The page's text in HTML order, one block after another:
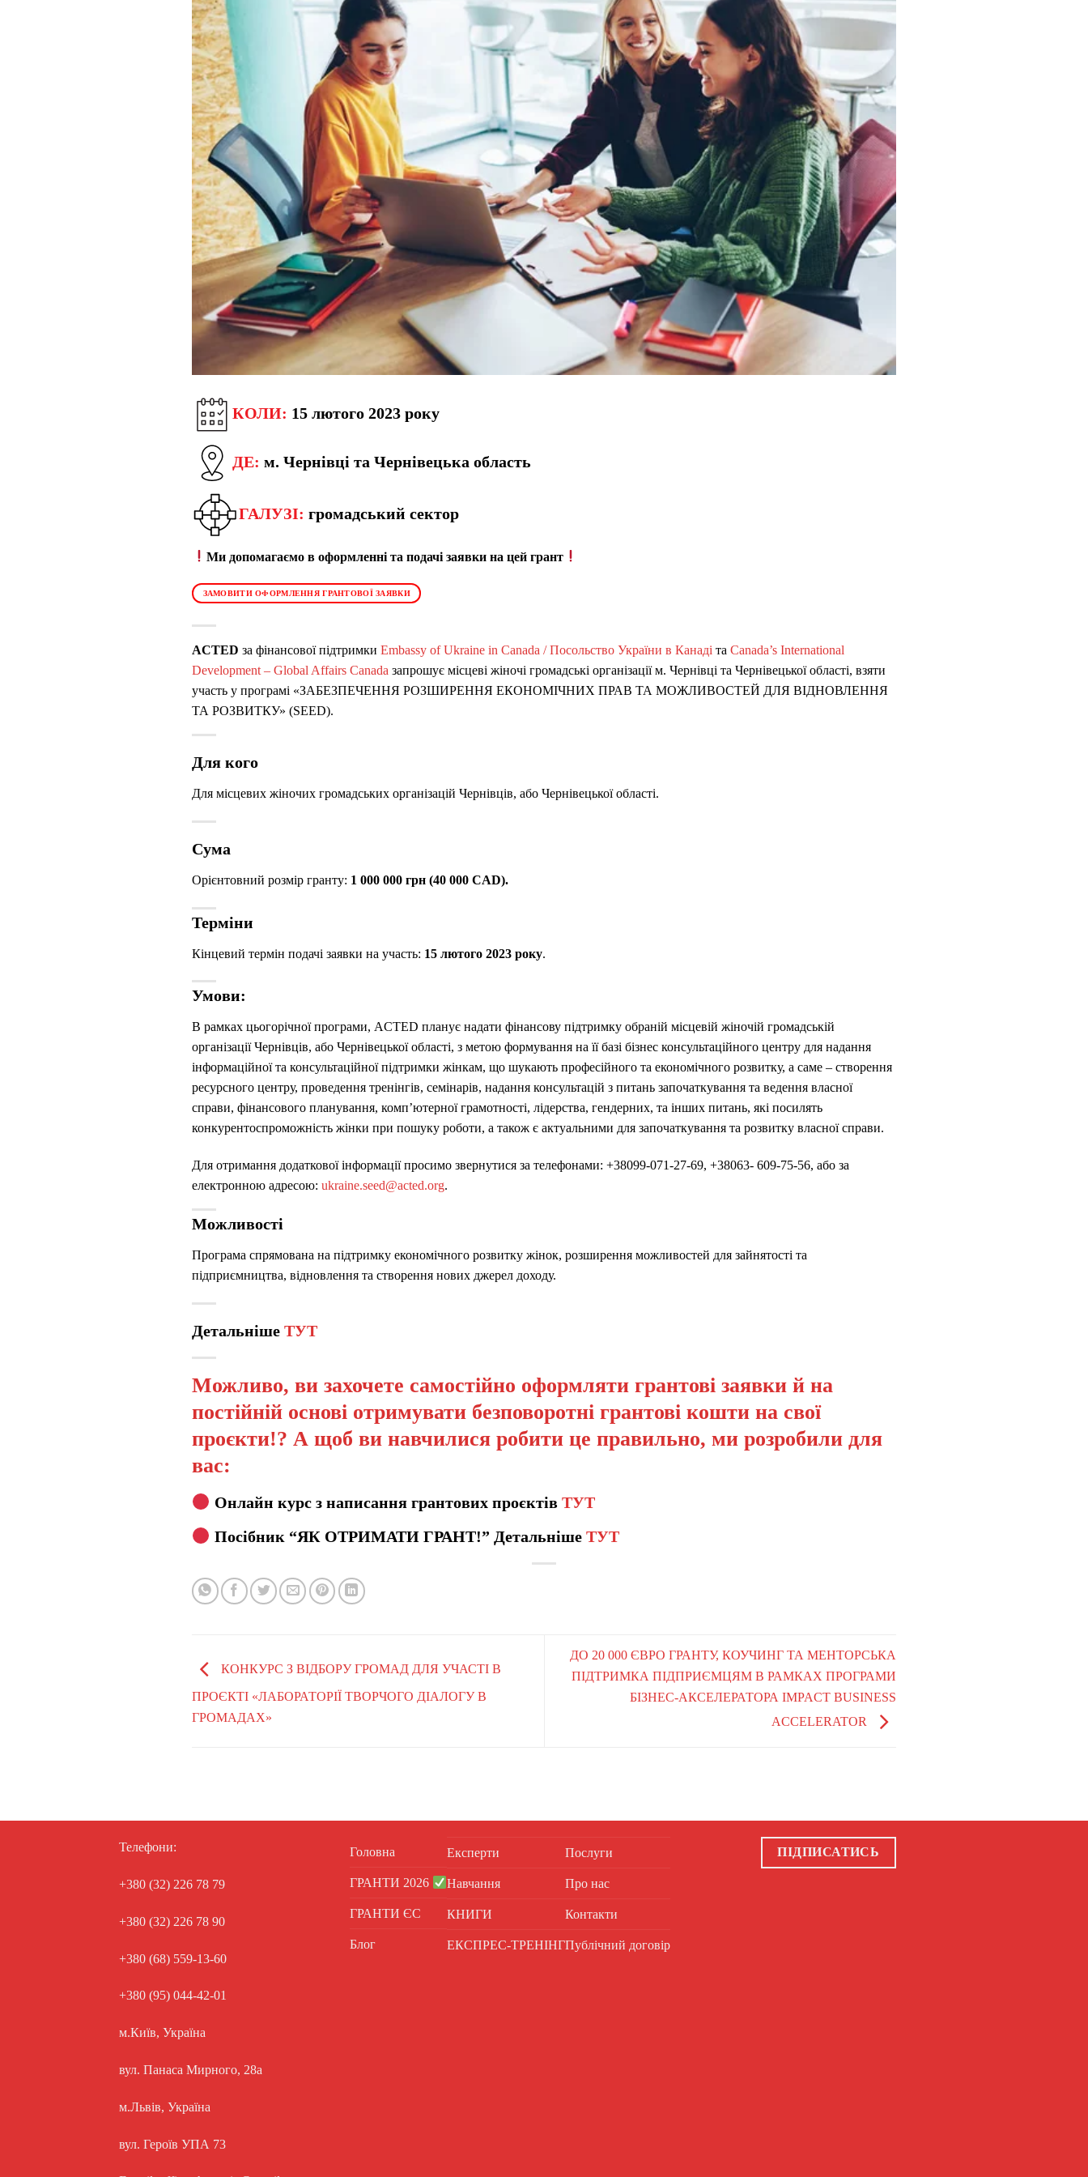
КОЛИ: 15 лютого 2023 року
ДЕ: м. Чернівці та Чернівецька область
ГАЛУЗІ: громадський сектор
Ми допомагаємо в оформленні та подачі заявки на цей грант
ЗАМОВИТИ ОФОРМЛЕННЯ ГРАНТОВОЇ ЗАЯВКИ
ACTED за фінансової підтримки Embassy of Ukraine in Canada / Посольство України в Канаді та Canada’s International
Development – Global Affairs Canada запрошує місцеві жіночі громадські організації м. Чернівці та Чернівецької області, взяти
участь у програмі «ЗАБЕЗПЕЧЕННЯ РОЗШИРЕННЯ ЕКОНОМІЧНИХ ПРАВ ТА МОЖЛИВОСТЕЙ ДЛЯ ВІДНОВЛЕННЯ
ТА РОЗВИТКУ» (SEED).
Для кого
Для місцевих жіночих громадських організацій Чернівців, або Чернівецької області.
Сума
Орієнтовний розмір гранту: 1 000 000 грн (40 000 СAD).
Терміни
Кінцевий термін подачі заявки на участь: 15 лютого 2023 року.
Умови:
В рамках цьогорічної програми, ACTED планує надати фінансову підтримку обраній місцевій жіночій громадській
організації Чернівців, або Чернівецької області, з метою формування на її базі бізнес консультаційного центру для надання
інформаційної та консультаційної підтримки жінкам, що шукають професійного та економічного розвитку, а саме – створення
ресурсного центру, проведення тренінгів, семінарів, надання консультацій з питань започаткування та ведення власної
справи, фінансового планування, комп’ютерної грамотності, лідерства, гендерних, та інших питань, які посилять
конкурентоспроможність жінки при пошуку роботи, а також є актуальними для започаткування та розвитку власної справи.
Для отримання додаткової інформації просимо звернутися за телефонами: +38099-071-27-69, +38063- 609-75-56, або за
електронною адресою: ukraine.seed@acted.org.
Можливості
Програма спрямована на підтримку економічного розвитку жінок, розширення можливостей для зайнятості та
підприємництва, відновлення та створення нових джерел доходу.
Детальніше ТУТ
Можливо, ви захочете самостійно оформляти грантові заявки й на
постійній основі отримувати безповоротні грантові кошти на свої
проєкти!? А щоб ви навчилися робити це правильно, ми розробили для
вас:
Онлайн курс з написання грантових проєктів ТУТ
Посібник “ЯК ОТРИМАТИ ГРАНТ!” Детальніше ТУТ
КОНКУРС З ВІДБОРУ ГРОМАД ДЛЯ УЧАСТІ В
ПРОЄКТІ «ЛАБОРАТОРІЇ ТВОРЧОГО ДІАЛОГУ В
ГРОМАДАХ»
ДО 20 000 ЄВРО ГРАНТУ, КОУЧИНГ ТА МЕНТОРСЬКА
ПІДТРИМКА ПІДПРИЄМЦЯМ В РАМКАХ ПРОГРАМИ
БІЗНЕС-АКСЕЛЕРАТОРА IMPACT BUSINESS
ACCELERATOR
Телефони:
+380 (32) 226 78 79
+380 (32) 226 78 90
+380 (68) 559-13-60
+380 (95) 044-42-01
м.Київ, Україна
вул. Панаса Мирного, 28а
м.Львів, Україна
вул. Героїв УПА 73
Головна
ГРАНТИ 2026
ГРАНТИ ЄС
Блог
Експерти
Навчання
КНИГИ
ЕКСПРЕС-ТРЕНІНГ
Послуги
Про нас
Контакти
Публічний договір
ПІДПИСАТИСЬ